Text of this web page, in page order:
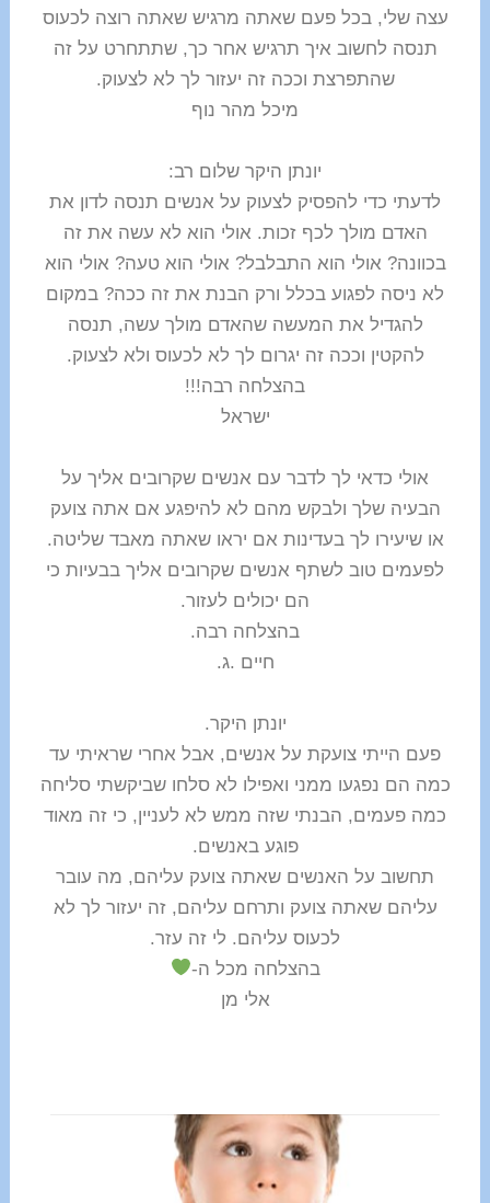
עצה שלי, בכל פעם שאתה מרגיש שאתה רוצה לכעוס
תנסה לחשוב איך תרגיש אחר כך, שתתחרט על זה
שהתפרצת וככה זה יעזור לך לא לצעוק.
מיכל מהר נוף
יונתן היקר שלום רב:
לדעתי כדי להפסיק לצעוק על אנשים תנסה לדון את
האדם מולך לכף זכות. אולי הוא לא עשה את זה
בכוונה? אולי הוא התבלבל? אולי הוא טעה? אולי הוא
לא ניסה לפגוע בכלל ורק הבנת את זה ככה? במקום
להגדיל את המעשה שהאדם מולך עשה, תנסה
להקטין וככה זה יגרום לך לא לכעוס ולא לצעוק.
בהצלחה רבה!!!
ישראל
אולי כדאי לך לדבר עם אנשים שקרובים אליך על
הבעיה שלך ולבקש מהם לא להיפגע אם אתה צועק
או שיעירו לך בעדינות אם יראו שאתה מאבד שליטה.
לפעמים טוב לשתף אנשים שקרובים אליך בבעיות כי
הם יכולים לעזור.
בהצלחה רבה.
חיים .ג.
יונתן היקר.
פעם הייתי צועקת על אנשים, אבל אחרי שראיתי עד
כמה הם נפגעו ממני ואפילו לא סלחו שביקשתי סליחה
כמה פעמים, הבנתי שזה ממש לא לעניין, כי זה מאוד
פוגע באנשים.
תחשוב על האנשים שאתה צועק עליהם, מה עובר
עליהם שאתה צועק ותרחם עליהם, זה יעזור לך לא
לכעוס עליהם. לי זה עזר.
בהצלחה מכל ה-
אלי מן